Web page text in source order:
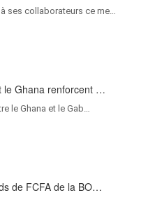
ses collaborateurs ce me…
le Ghana renforcent …
le Ghana et le Gab…
de FCFA de la BO…